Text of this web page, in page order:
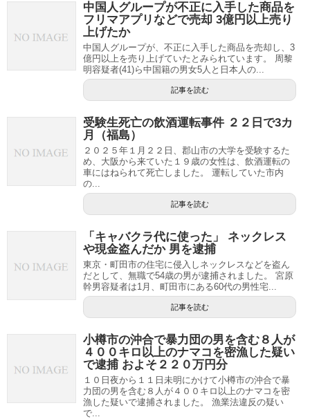
中国人グループが不正に入手した商品を
フリマアプリなどで売却 3億円以上売り
上げたか
中国人グループが、不正に入手した商品を売却し、3
億円以上を売り上げていたとみられています。 周黎
明容疑者(41)ら中国籍の男女5人と日本人の...
記事を読む
受験生死亡の飲酒運転事件 ２２日で3カ
月（福島）
２０２５年１月２２日、郡山市の大学を受験するた
め、大阪から来ていた１９歳の女性は、飲酒運転の
車にはねられて死亡しました。 運転していた市内
の...
記事を読む
「キャバクラ代に使った」 ネックレス
や現金盗んだか 男を逮捕
東京・町田市の住宅に侵入しネックレスなどを盗ん
だとして、無職で54歳の男が逮捕されました。 宮原
幹男容疑者は1月、町田市にある60代の男性宅...
記事を読む
小樽市の沖合で暴力団の男を含む８人が
４００キロ以上のナマコを密漁した疑い
で逮捕 およそ２２０万円分
１０日夜から１１日未明にかけて小樽市の沖合で暴
力団の男を含む８人が４００キロ以上のナマコを密
漁した疑いで逮捕されました。 漁業法違反の疑い
で...